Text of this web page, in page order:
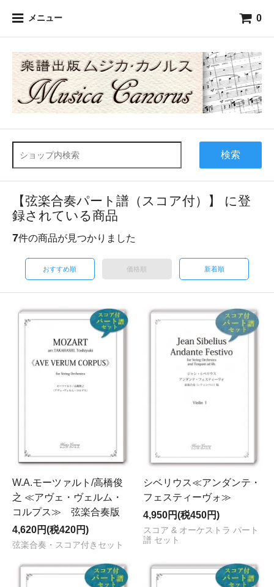
メニュー 0
検索
【弦楽合奏パート譜（スコア付）】 に登
録されている商品
7件の商品が見つかりました
おすすめ順 価格順 新着順
W.A.モーツァルト/高橋俊
之 ≪アヴェ・ヴェルム・
コルプス≫ 弦楽合奏版
4,620円(税420円)
弦楽合奏・スコア付きセット
シベリウス≪アンダンテ・
フェスティーヴォ≫
4,950円(税450円)
スコア & オーケストラ パート
譜 セット